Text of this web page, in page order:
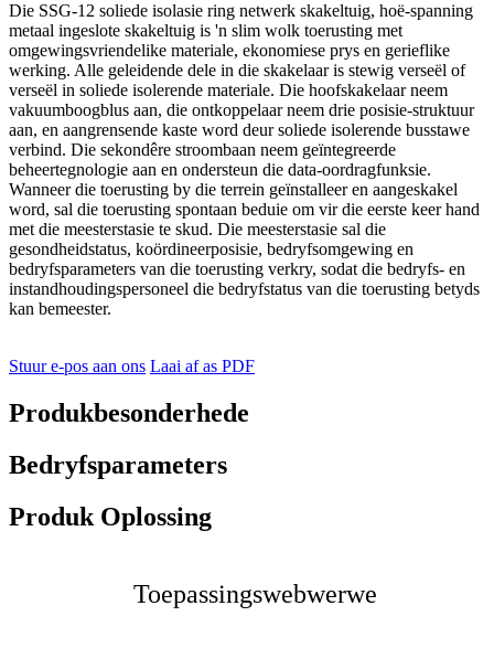
Die SSG-12 soliede isolasie ring netwerk skakeltuig, hoë-spanning
metaal ingeslote skakeltuig is 'n slim wolk toerusting met
omgewingsvriendelike materiale, ekonomiese prys en gerieflike
werking. Alle geleidende dele in die skakelaar is stewig verseël of
verseël in soliede isolerende materiale. Die hoofskakelaar neem
vakuumboogblus aan, die ontkoppelaar neem drie posisie-struktuur
aan, en aangrensende kaste word deur soliede isolerende busstawe
verbind. Die sekondêre stroombaan neem geïntegreerde
beheertegnologie aan en ondersteun die data-oordragfunksie.
Wanneer die toerusting by die terrein geïnstalleer en aangeskakel
word, sal die toerusting spontaan beduie om vir die eerste keer hand
met die meesterstasie te skud. Die meesterstasie sal die
gesondheidstatus, koördineerposisie, bedryfsomgewing en
bedryfsparameters van die toerusting verkry, sodat die bedryfs- en
instandhoudingspersoneel die bedryfstatus van die toerusting betyds
kan bemeester.
Stuur e-pos aan ons Laai af as PDF
Produkbesonderhede
Bedryfsparameters
Produk Oplossing
Toepassingswebwerwe